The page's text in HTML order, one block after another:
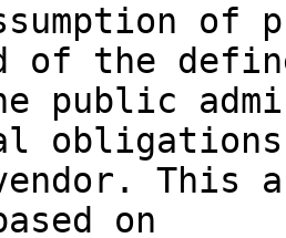
of
of the
public
This
on